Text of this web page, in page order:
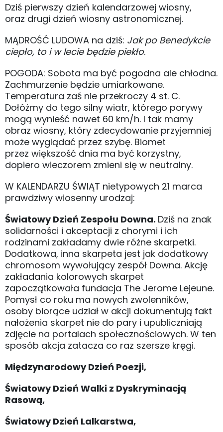
Dziś pierwszy dzień kalendarzowej wiosny,
oraz drugi dzień wiosny astronomicznej.
MĄDROŚĆ LUDOWA na dziś: Jak po Benedykcie
ciepło, to i w lecie będzie piekło.
POGODA: Sobota ma być pogodna ale chłodna.
Zachmurzenie będzie umiarkowane.
Temperatura zaś nie przekroczy 4 st. C.
Dołóżmy do tego silny wiatr, którego porywy
mogą wynieść nawet 60 km/h. I tak mamy
obraz wiosny, który zdecydowanie przyjemniej
może wyglądać przez szybę. Biomet
przez większość dnia ma być korzystny,
dopiero wieczorem zmieni się w neutralny.
W KALENDARZU ŚWIĄT nietypowych 21 marca
prawdziwy wiosenny urodzaj:
Światowy Dzień Zespołu Downa. Dziś na znak
solidarności i akceptacji z chorymi i ich
rodzinami zakładamy dwie różne skarpetki.
Dodatkowa, inna skarpeta jest jak dodatkowy
chromosom wywołujący zespół Downa. Akcję
zakładania kolorowych skarpet
zapoczątkowała fundacja The Jerome Lejeune.
Pomysł co roku ma nowych zwolenników,
osoby biorące udział w akcji dokumentują fakt
nałożenia skarpet nie do pary i upubliczniają
zdjęcie na portalach społecznościowych. W ten
sposób akcja zatacza co raz szersze kręgi.
Międzynarodowy Dzień Poezji,
Światowy Dzień Walki z Dyskryminacją
Rasową,
Światowy Dzień Lalkarstwa,